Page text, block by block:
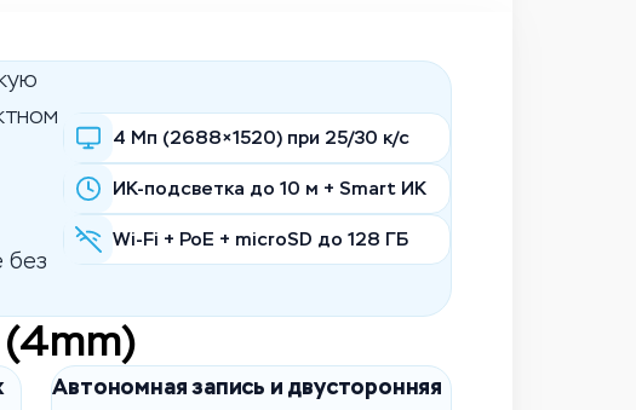
без
4 Мп (2688×1520) при 25/30 к/с
ИК-подсветка до 10 м + Smart ИК
Wi-Fi + PoE + microSD до 128 ГБ
Автономная запись и двусторонняя